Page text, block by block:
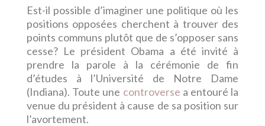
Est-il possible d’imaginer une politique où les
positions opposées cherchent à trouver des
points communs plutôt que de s’opposer sans
cesse? Le président Obama a été invité à
prendre la parole à la cérémonie de fin
d’études à l’Université de Notre Dame
(Indiana). Toute une controverse a entouré la
venue du président à cause de sa position sur
l’avortement.